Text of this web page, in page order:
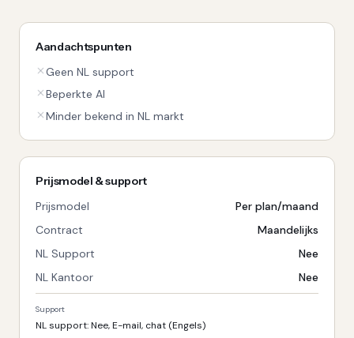
Aandachtspunten
Geen NL support
Beperkte AI
Minder bekend in NL markt
Prijsmodel & support
Prijsmodel
Per plan/maand
Contract
Maandelijks
NL Support
Nee
NL Kantoor
Nee
Support
NL support: Nee, E-mail, chat (Engels)